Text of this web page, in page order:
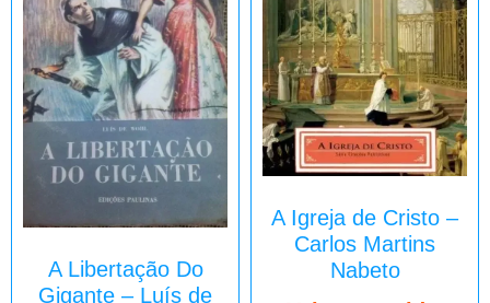
A Libertação Do
Gigante – Luís de
A Igreja de Cristo –
Carlos Martins
Nabeto